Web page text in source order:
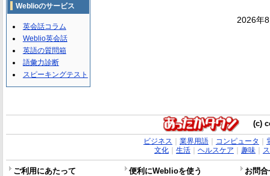
2026年
Weblioのサービス
英会話コラム
Weblio英会話
英語の質問箱
語彙力診断
スピーキングテスト
(c)
ビジネス 業界用語｜ コンピュータ
文化｜ 生活｜ ヘルスケア 趣味｜
ご利用にあたって 便利にWeblioを使う
お問